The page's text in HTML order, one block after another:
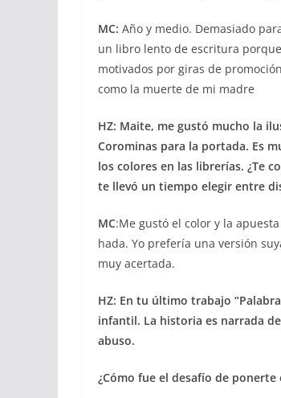
MC: Año y medio. Demasiado
un libro lento de escritura
motivados por giras de
como la muerte de mi madre
HZ: Maite, me gustó mucho la
Corominas para la portada. Es
los colores en las librerías. ¿Te
te llevó un tiempo elegir entre
MC:Me gustó el color y la
hada. Yo prefería una versión
muy acertada.
HZ: En tu último trabajo
infantil. La historia es narrada
abuso.
¿Cómo fue el desafío de